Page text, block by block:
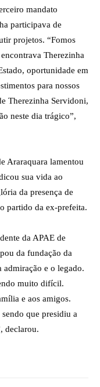
mandato
participava de
projetos. “Fomos
Therezinha
oportunidade em
para nossos
Therezinha Servidoni,
neste dia trágico”,
Araraquara lamentou
sua vida ao
da presença de
partido da ex-prefeita.
da APAE de
da fundação da
e o legado.
muito difícil.
e aos amigos.
que presidiu a
declarou.